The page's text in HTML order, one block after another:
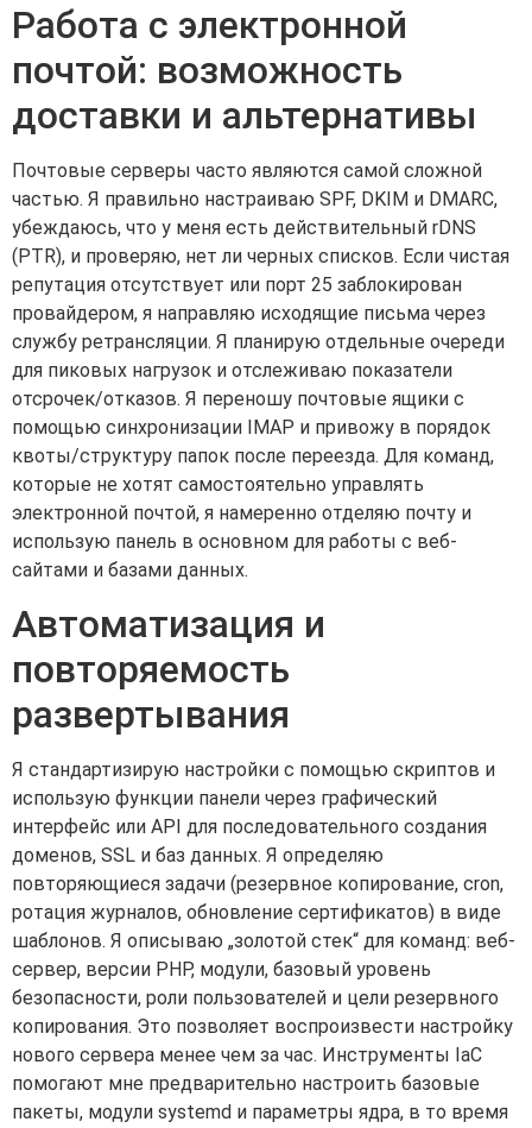
Работа с электронной
почтой: возможность
доставки и альтернативы
Почтовые серверы часто являются самой сложной
частью. Я правильно настраиваю SPF, DKIM и DMARC,
убеждаюсь, что у меня есть действительный rDNS
(PTR), и проверяю, нет ли черных списков. Если чистая
репутация отсутствует или порт 25 заблокирован
провайдером, я направляю исходящие письма через
службу ретрансляции. Я планирую отдельные очереди
для пиковых нагрузок и отслеживаю показатели
отсрочек/отказов. Я переношу почтовые ящики с
помощью синхронизации IMAP и привожу в порядок
квоты/структуру папок после переезда. Для команд,
которые не хотят самостоятельно управлять
электронной почтой, я намеренно отделяю почту и
использую панель в основном для работы с веб-
сайтами и базами данных.
Автоматизация и
повторяемость
развертывания
Я стандартизирую настройки с помощью скриптов и
использую функции панели через графический
интерфейс или API для последовательного создания
доменов, SSL и баз данных. Я определяю
повторяющиеся задачи (резервное копирование, cron,
ротация журналов, обновление сертификатов) в виде
шаблонов. Я описываю „золотой стек“ для команд: веб-
сервер, версии PHP, модули, базовый уровень
безопасности, роли пользователей и цели резервного
копирования. Это позволяет воспроизвести настройку
нового сервера менее чем за час. Инструменты IaC
помогают мне предварительно настроить базовые
пакеты, модули systemd и параметры ядра, в то время